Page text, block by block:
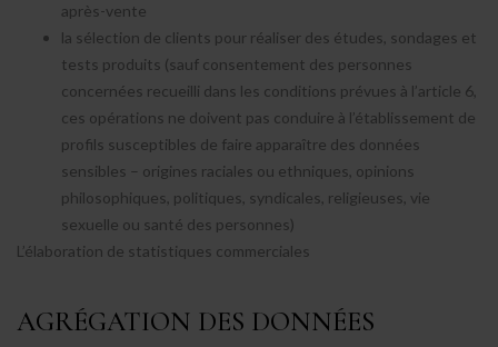
après-vente
la sélection de clients pour réaliser des études, sondages et
tests produits (sauf consentement des personnes
concernées recueilli dans les conditions prévues à l’article 6,
ces opérations ne doivent pas conduire à l’établissement de
profils susceptibles de faire apparaître des données
sensibles – origines raciales ou ethniques, opinions
philosophiques, politiques, syndicales, religieuses, vie
sexuelle ou santé des personnes)
L’élaboration de statistiques commerciales
AGRÉGATION DES DONNÉES